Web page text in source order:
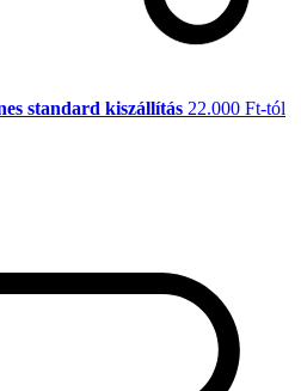
standard kiszállítás 22.000 Ft-tól